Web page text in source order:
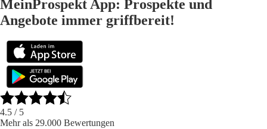
MeinProspekt App: Prospekte und
Angebote immer griffbereit!
4.5 / 5
Mehr als 29.000 Bewertungen